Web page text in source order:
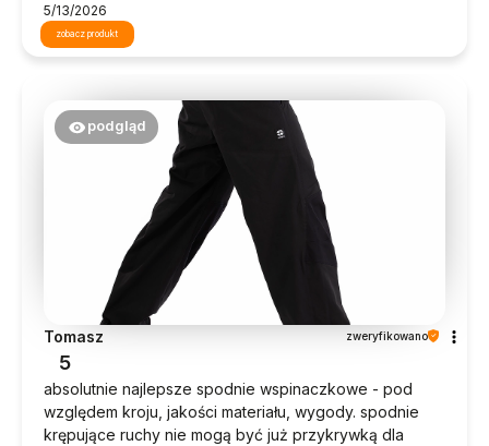
5/13/2026
zobacz produkt
podgląd
Tomasz zweryfikowano
5
absolutnie najlepsze spodnie wspinaczkowe - pod
względem kroju, jakości materiału, wygody. spodnie
krępujące ruchy nie mogą być już przykrywką dla